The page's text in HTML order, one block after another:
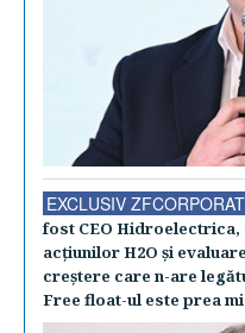
EXCLUSIV
fost CEO Hidroelectrica,
acţiunilor H2O şi
creştere care n-are
Free float-ul este prea